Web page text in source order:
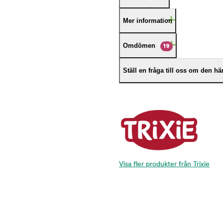
Mer information
Omdömen 19
Ställ en fråga till oss om den
Visa fler produkter från Trixie